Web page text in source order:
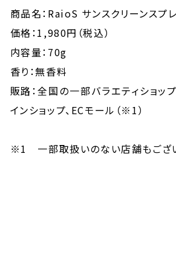
商品名：RaioS サンスクリーンスプ
価格：1,980円（税込）
内容量：70g
香り：無香料
販路：全国の一部バラエティショッ
インショップ、ECモール（※1）
※1 一部取扱いのない店舗もござ